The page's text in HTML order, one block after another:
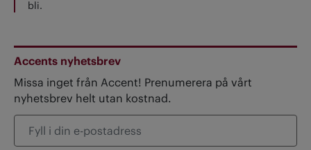
bli.
Accents nyhetsbrev
Missa inget från Accent! Prenumerera på vårt
nyhetsbrev helt utan kostnad.